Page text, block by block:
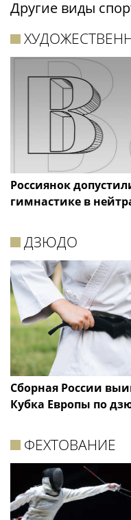
Другие виды
Россиянок
гимнастике в
ДЗЮДО
Сборная России
Кубка Европы по
ФЕХТОВАНИЕ